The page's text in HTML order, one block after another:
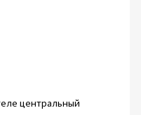
центральный